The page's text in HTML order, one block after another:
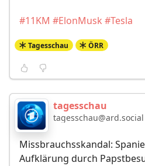
#11KM #ElonMusk #Tesla
Tagesschau ÖRR
tagesschau
tagesschau@ard.social
Missbrauchsskandal:
Aufklärung durch